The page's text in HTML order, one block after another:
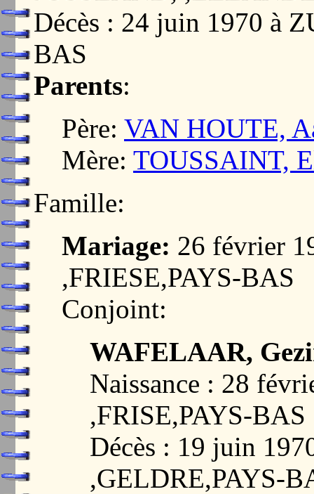
Décès : 24 juin 1970 à
BAS
Parents:
Père: VAN HOUTE,
Mère: TOUSSAINT,
Famille:
Mariage: 26 février
,FRIESE,PAYS-BAS
Conjoint:
WAFELAAR,
Naissance : 28
,FRISE,PAYS-BAS
Décès : 19 juin
,GELDRE,PAYS-